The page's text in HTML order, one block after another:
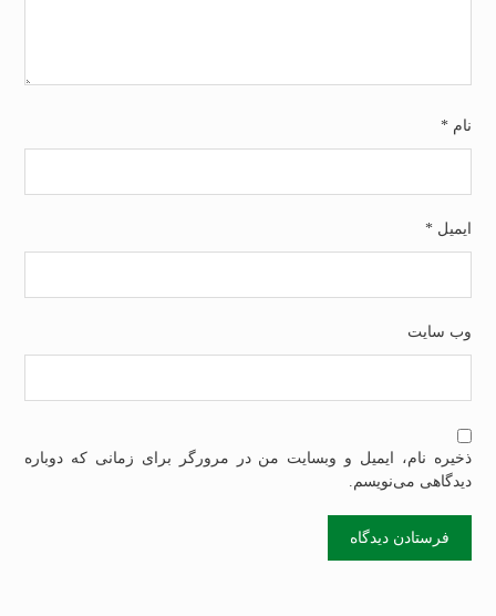
نام*
ایمیل*
وب‌ سایت
ذخیره نام، ایمیل و وبسایت من در مرورگر برای زمانی که دوباره
دیدگاهی می‌نویسم.